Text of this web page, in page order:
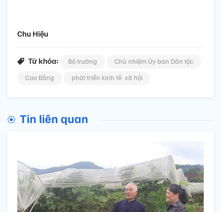
Chu Hiệu
Từ khóa: Bộ trưởng
Chủ nhiệm Ủy ban Dân tộc
Cao Bằng
phát triển kinh tế- xã hội
Tin liên quan